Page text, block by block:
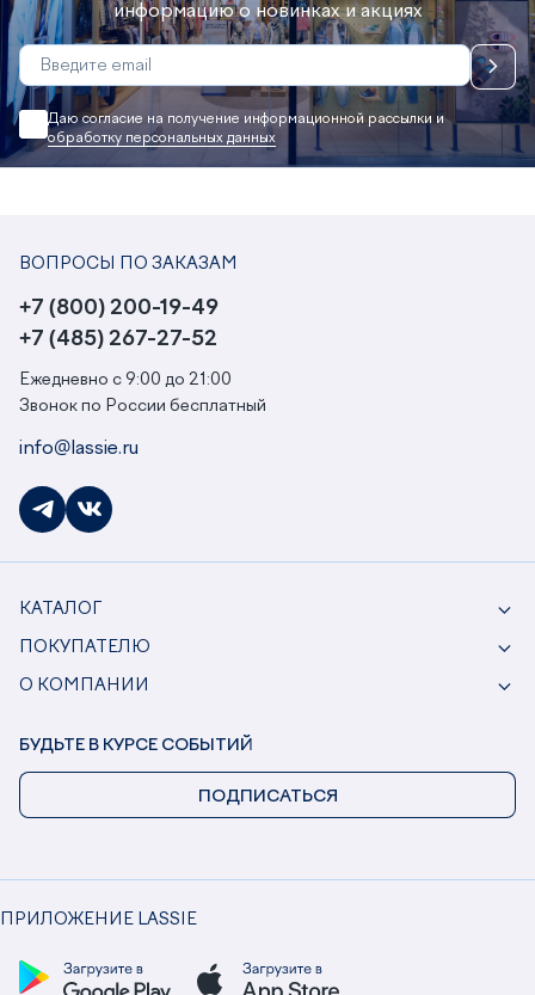
информацию о новинках и акциях
Даю согласие на получение информационной рассылки и
обработку персональных данных
ВОПРОСЫ ПО ЗАКАЗАМ
+7 (800) 200-19-49
+7 (485) 267-27-52
Ежедневно с 9:00 до 21:00
Звонок по России бесплатный
info@lassie.ru
КАТАЛОГ
ПОКУПАТЕЛЮ
О КОМПАНИИ
ПРИЛОЖЕНИЕ LASSIE
БУДЬТЕ В КУРСЕ СОБЫТИЙ
ПОДПИСАТЬСЯ